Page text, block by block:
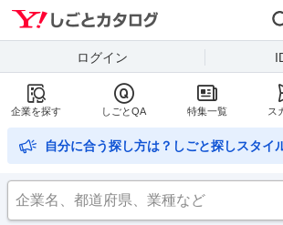
ログイン
企業を探す しごとQA 特集一覧 ス
自分に合う探し方は？しごと探しスタイ